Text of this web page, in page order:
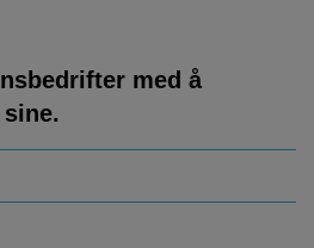
med å
sine.